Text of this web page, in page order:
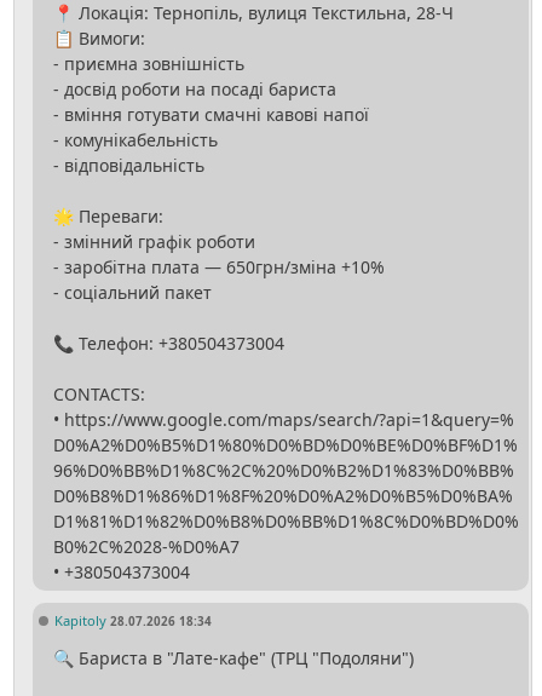
📍 Локація: Тернопіль, вулиця Текстильна, 28-Ч
📋 Вимоги:
- приємна зовнішність
- досвід роботи на посаді бариста
- вміння готувати смачні кавові напої
- комунікабельність
- відповідальність
🌟 Переваги:
- змінний графік роботи
- заробітна плата — 650грн/зміна +10%
- соціальний пакет
📞 Телефон: +380504373004
CONTACTS:
• https://www.google.com/maps/search/?api=1&query=%
D0%A2%D0%B5%D1%80%D0%BD%D0%BE%D0%BF%D1%
96%D0%BB%D1%8C%2C%20%D0%B2%D1%83%D0%BB%
D0%B8%D1%86%D1%8F%20%D0%A2%D0%B5%D0%BA%
D1%81%D1%82%D0%B8%D0%BB%D1%8C%D0%BD%D0%
B0%2C%2028-%D0%A7
• +380504373004
Kapitoly 28.07.2026 18:34
🔍 Бариста в "Лате-кафе" (ТРЦ "Подоляни")